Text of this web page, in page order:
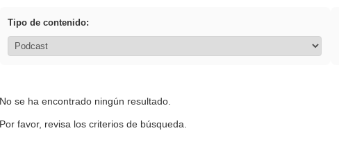
Tipo de contenido:
No se ha encontrado ningún resultado.
Por favor, revisa los criterios de búsqueda.